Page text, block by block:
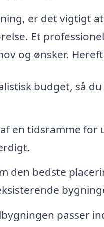
er det vigtigt
Et
og ønsker.
budget, så
en tidsramme for
den bedste
passer